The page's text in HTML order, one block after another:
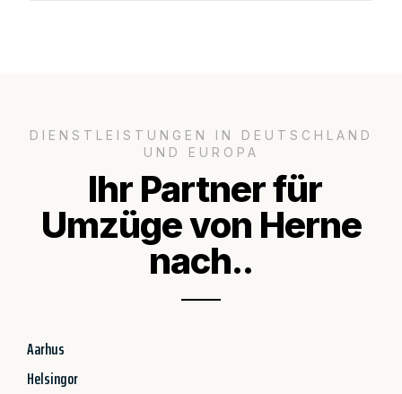
DIENSTLEISTUNGEN IN DEUTSCHLAND
UND EUROPA
Ihr Partner für
Umzüge von Herne
nach..
Aarhus
Helsingor